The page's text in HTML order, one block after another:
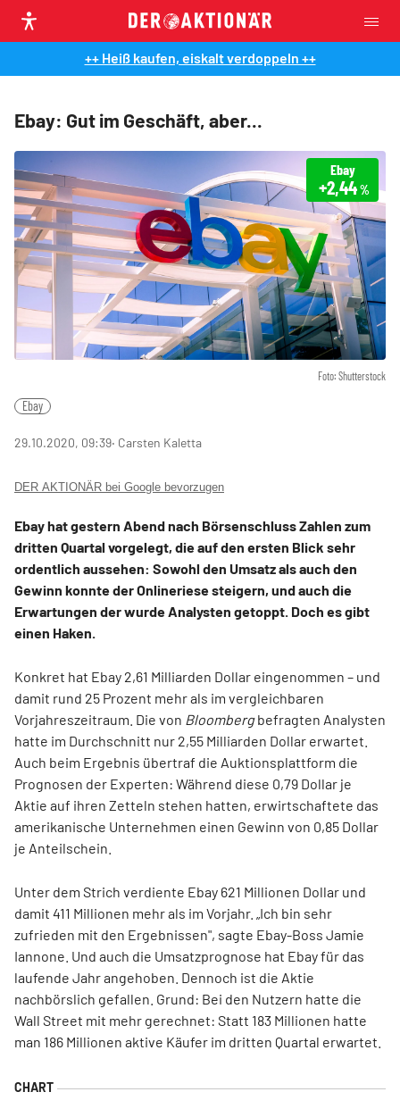
++ Heiß kaufen, eiskalt verdoppeln ++
Ebay: Gut im Geschäft, aber...
Foto: Shutterstock
Ebay
+2,44%
Ebay
29.10.2020, 09:39‧ Carsten Kaletta
DER AKTIONÄR bei Google bevorzugen
Ebay hat gestern Abend nach Börsenschluss Zahlen zum
dritten Quartal vorgelegt, die auf den ersten Blick sehr
ordentlich aussehen: Sowohl den Umsatz als auch den
Gewinn konnte der Onlineriese steigern, und auch die
Erwartungen der wurde Analysten getoppt. Doch es gibt
einen Haken.
Konkret hat Ebay 2,61 Milliarden Dollar eingenommen – und
damit rund 25 Prozent mehr als im vergleichbaren
Vorjahreszeitraum. Die von Bloombergbefragten Analysten
hatte im Durchschnitt nur 2,55 Milliarden Dollar erwartet.
Auch beim Ergebnis übertraf die Auktionsplattform die
Prognosen der Experten: Während diese 0,79 Dollar je
Aktie auf ihren Zetteln stehen hatten, erwirtschaftete das
amerikanische Unternehmen einen Gewinn von 0,85 Dollar
je Anteilschein.
Unter dem Strich verdiente Ebay 621 Millionen Dollar und
damit 411 Millionen mehr als im Vorjahr. „Ich bin sehr
zufrieden mit den Ergebnissen", sagte Ebay-Boss Jamie
Iannone. Und auch die Umsatzprognose hat Ebay für das
laufende Jahr angehoben. Dennoch ist die Aktie
nachbörslich gefallen. Grund: Bei den Nutzern hatte die
Wall Street mit mehr gerechnet: Statt 183 Millionen hatte
man 186 Millionen aktive Käufer im dritten Quartal erwartet.